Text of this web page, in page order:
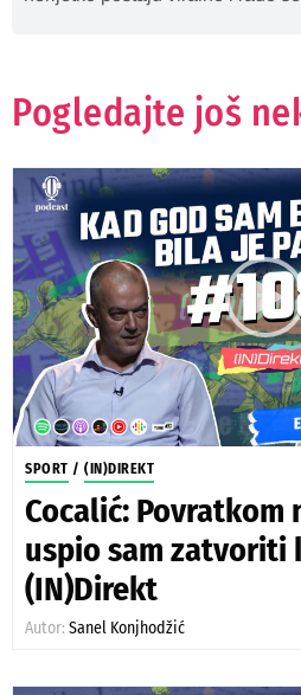
Pogledajte još
SPORT / (IN)DIREKT
Cocalić: Povratkom
uspio sam zatvoriti
(IN)Direkt
Autor: Sanel Konjhodžić